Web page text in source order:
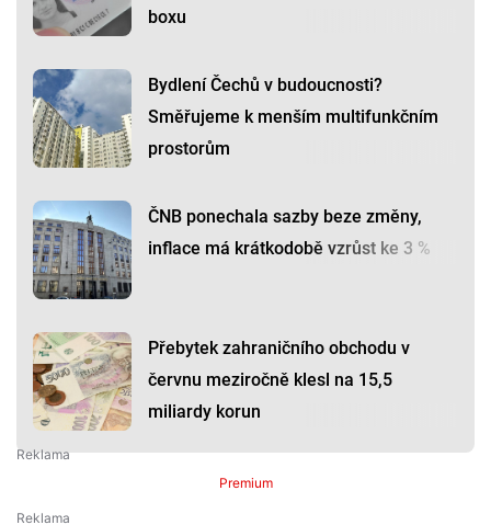
boxu
Bydlení Čechů v budoucnosti?
Směřujeme k menším multifunkčním
prostorům
ČNB ponechala sazby beze změny,
inflace má krátkodobě vzrůst ke 3 %
Přebytek zahraničního obchodu v
červnu meziročně klesl na 15,5
miliardy korun
Premium